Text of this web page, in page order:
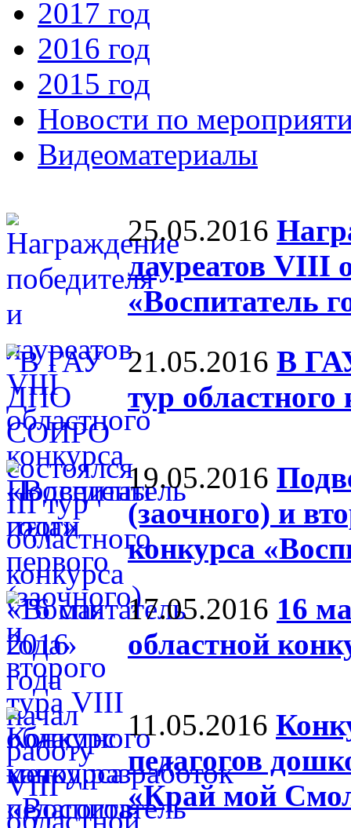
2017 год
2016 год
2015 год
Новости по
Видеоматериалы
25.05.2016
лауреатов VIII
«Воспитатель
21.05.2016 В
тур областного
19.05.2016
(заочного) и
конкурса
17.05.2016 16
областной
11.05.2016
педагогов
«Край мой